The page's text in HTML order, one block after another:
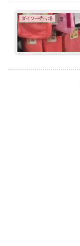
ダイソー売り場